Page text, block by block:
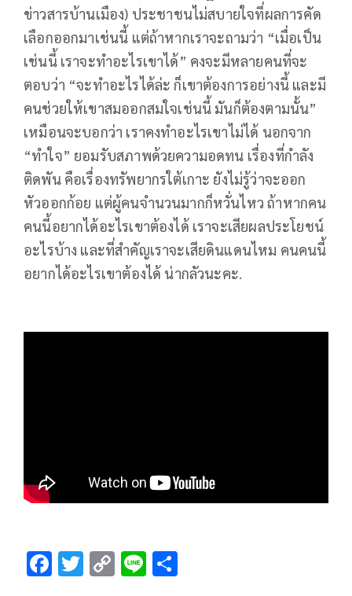
ข่าวสารบ้านเมือง) ประชาชนไม่สบายใจที่ผลการคัด
เลือกออกมาเช่นนี้ แต่ถ้าหากเราจะถามว่า “เมื่อเป็น
เช่นนี้ เราจะทำอะไรเขาได้” คงจะมีหลายคนที่จะ
ตอบว่า “จะทำอะไรได้ล่ะ ก็เขาต้องการอย่างนี้ และมี
คนช่วยให้เขาสมออกสมใจเช่นนี้ มันก็ต้องตามนั้น”
เหมือนจะบอกว่า เราคงทำอะไรเขาไม่ได้ นอกจาก
“ทำใจ” ยอมรับสภาพด้วยความอดทน เรื่องที่กำลัง
ติดพัน คือเรื่องทรัพยากรใต้เกาะ ยังไม่รู้ว่าจะออก
หัวออกก้อย แต่ผู้คนจำนวนมากก็หวั่นไหว ถ้าหากคน
คนนี้อยากได้อะไรเขาต้องได้ เราจะเสียผลประโยชน์
อะไรบ้าง และที่สำคัญเราจะเสียดินแดนไหม คนคนนี้
อยากได้อะไรเขาต้องได้ น่ากลัวนะคะ.
F T C Li